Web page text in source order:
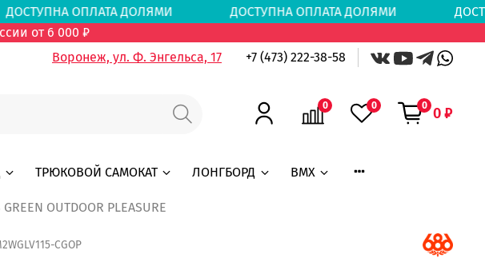
ДОСТУПНА ОПЛАТА ДОЛЯМИ ДОСТУПНА ОПЛАТА ДОЛЯМИ
от 6 000 ₽
Воронеж, ул. Ф. Энгельса, 17 +7 (473) 222-38-58
0 0 0 0 ₽
ТРЮКОВОЙ САМОКАТ ЛОНГБОРД BMX
OUTDOOR PLEASURE
CGOP